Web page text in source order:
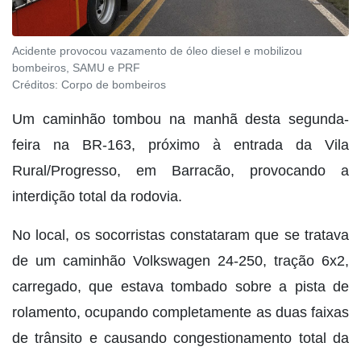
Acidente provocou vazamento de óleo diesel e mobilizou
bombeiros, SAMU e PRF
Créditos: Corpo de bombeiros
Um caminhão tombou na manhã desta segunda-
feira na BR-163, próximo à entrada da Vila
Rural/Progresso, em Barracão, provocando a
interdição total da rodovia.
No local, os socorristas constataram que se tratava
de um caminhão Volkswagen 24-250, tração 6x2,
carregado, que estava tombado sobre a pista de
rolamento, ocupando completamente as duas faixas
de trânsito e causando congestionamento total da